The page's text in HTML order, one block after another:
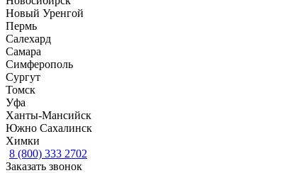
Новый Уренгой
Пермь
Салехард
Самара
Симферополь
Сургут
Томск
Уфа
Ханты-Мансийск
Южно Сахалинск
Химки
8 (800) 333 2702
Заказать звонок